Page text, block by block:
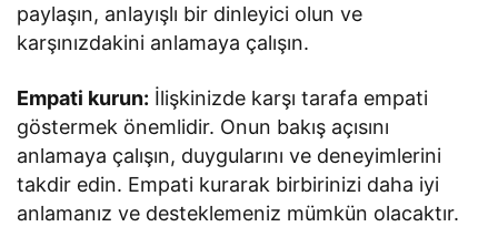
paylaşın, anlayışlı bir dinleyici olun ve
karşınızdakini anlamaya çalışın.
Empati kurun: İlişkinizde karşı tarafa empati
göstermek önemlidir. Onun bakış açısını
anlamaya çalışın, duygularını ve deneyimlerini
takdir edin. Empati kurarak birbirinizi daha iyi
anlamanız ve desteklemeniz mümkün olacaktır.